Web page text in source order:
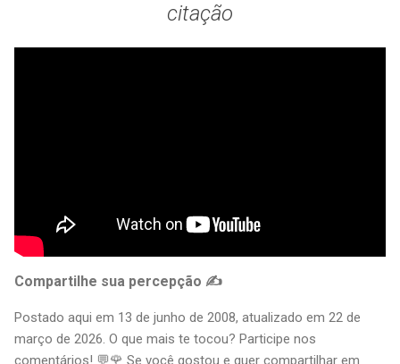
citação
Compartilhe sua percepção ✍
Postado aqui em 13 de junho de 2008, atualizado em 22 de
março de 2026. O que mais te tocou? Participe nos
comentários! 💬🌹 Se você gostou e quer compartilhar em